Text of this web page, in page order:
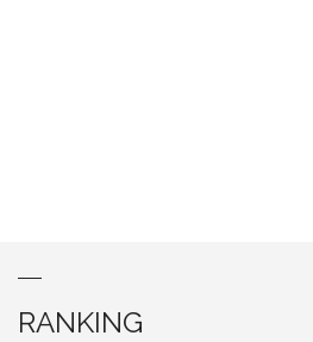
RANKING